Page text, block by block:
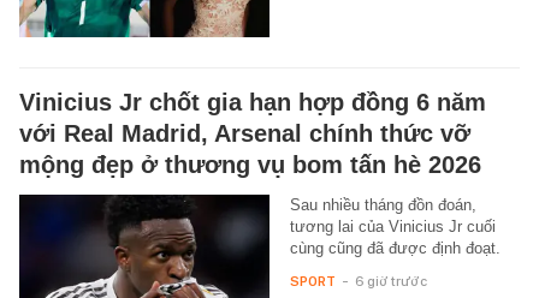
Vinicius Jr chốt gia hạn hợp đồng 6 năm
với Real Madrid, Arsenal chính thức vỡ
mộng đẹp ở thương vụ bom tấn hè 2026
Sau nhiều tháng đồn đoán,
tương lai của Vinicius Jr cuối
cùng cũng đã được định đoạt.
SPORT - 6 giờ trước